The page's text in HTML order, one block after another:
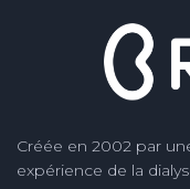
Créée en 2002 par
expérience de la